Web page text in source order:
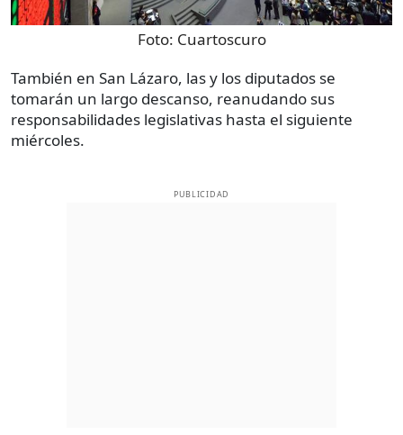
Foto: Cuartoscuro
También en San Lázaro, las y los diputados se
tomarán un largo descanso, reanudando sus
responsabilidades legislativas hasta el siguiente
miércoles.
PUBLICIDAD